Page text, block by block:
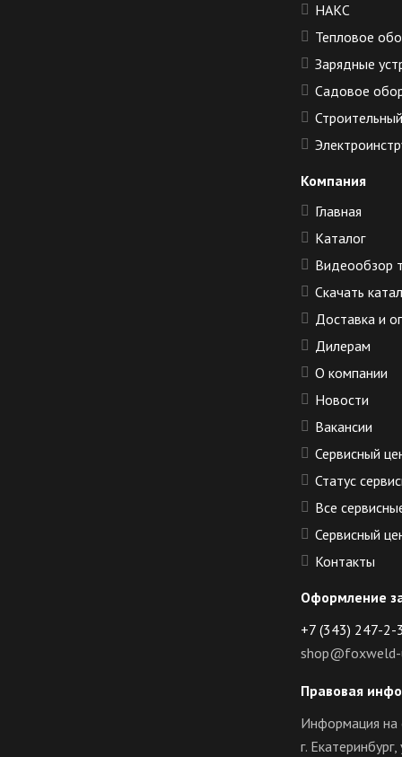
НАКС
Тепловое
Зарядные
Садовое
Компания
Главная
Каталог
Видеообзор
Скачать
Доставка и
Дилерам
О компании
Новости
Вакансии
Сервисный
Статус
Все
Сервисный
Контакты
Оформление
+7 (343) 247-2-
Правовая
Информация на
г.